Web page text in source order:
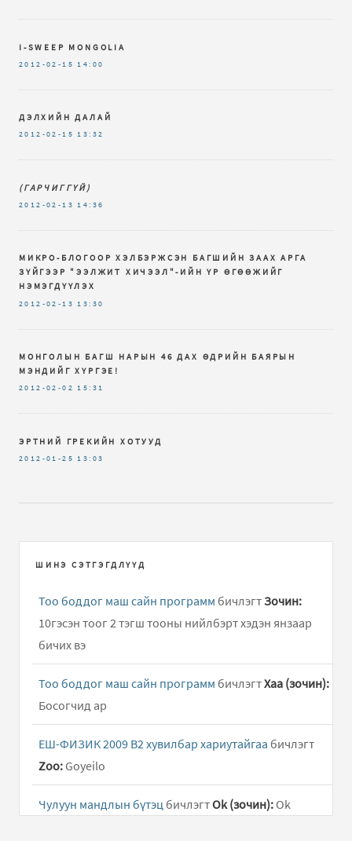
I-SWEEP MONGOLIA
2012-02-15 14:00
ДЭЛХИЙН ДАЛАЙ
2012-02-15 13:32
(ГАРЧИГГҮЙ)
2012-02-13 14:36
МИКРО-БЛОГООР ХЭЛБЭРЖСЭН БАГШИЙН ЗААХ АРГА
ЗҮЙГЭЭР "ЭЭЛЖИТ ХИЧЭЭЛ"-ИЙН ҮР ӨГӨӨЖИЙГ
НЭМЭГДҮҮЛЭХ
2012-02-13 13:30
МОНГОЛЫН БАГШ НАРЫН 46 ДАХ ӨДРИЙН БАЯРЫН
МЭНДИЙГ ХҮРГЭЕ!
2012-02-02 15:31
ЭРТНИЙ ГРЕКИЙН ХОТУУД
2012-01-25 13:03
ШИНЭ СЭТГЭГДЛҮҮД
Тоо боддог маш сайн программ бичлэгтЗочин:
10гэсэн тоог 2 тэгш тооны нийлбэрт хэдэн янзаар
бичих вэ
Тоо боддог маш сайн программ бичлэгтХаа (зочин):
Босогчид ар
ЕШ-ФИЗИК 2009 В2 хувилбар хариутайгаа бичлэгт
Zoo: Goyeilo
Чулуун мандлын бүтэц бичлэгтOk (зочин): Ok